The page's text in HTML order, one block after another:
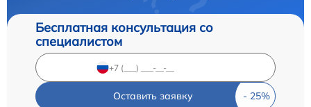
Бесплатная консультация со
специалистом
Оставить заявку